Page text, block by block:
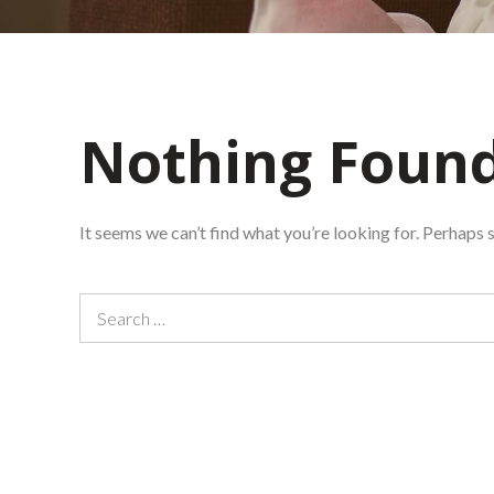
Nothing
It seems we can’t find what you’re looking for. Perhaps
Search
for: